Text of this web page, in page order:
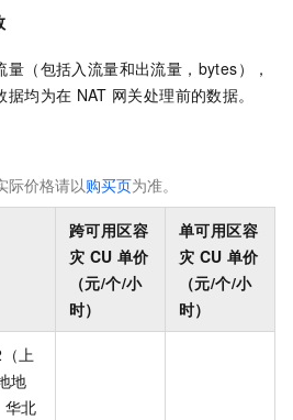
（包括入流量和出流量，bytes），
据均为在 NAT 网关处理前的数据。
际价格请以购买页为准。
跨可用区容
灾 CU 单价
（元/个/小
时）
单可用区容
灾 CU 单价
（元/个/小
时）
上
地
华北